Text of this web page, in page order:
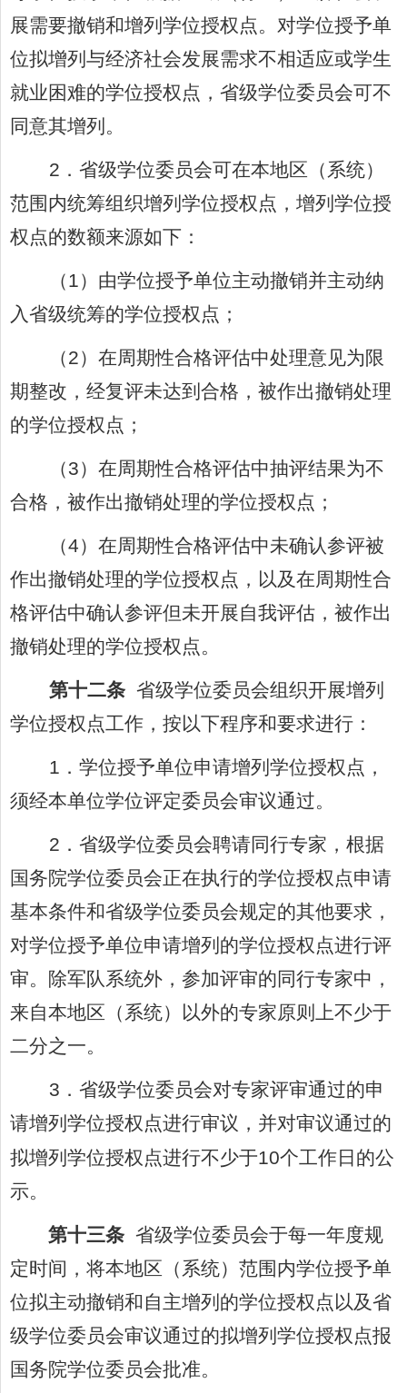
展需要撤销和增列学位授权点。对学位授予单
位拟增列与经济社会发展需求不相适应或学生
就业困难的学位授权点，省级学位委员会可不
同意其增列。
2 ．省级学位委员会可在本地区（系统）
范围内统筹组织增列学位授权点，增列学位授
权点的数额来源如下：
（1）由学位授予单位主动撤销并主动纳
入省级统筹的学位授权点；
（2）在周期性合格评估中处理意见为限
期整改，经复评未达到合格，被作出撤销处理
的学位授权点；
（3）在周期性合格评估中抽评结果为不
合格，被作出撤销处理的学位授权点；
（4）在周期性合格评估中未确认参评被
作出撤销处理的学位授权点，以及在周期性合
格评估中确认参评但未开展自我评估，被作出
撤销处理的学位授权点。
第十二条 省级学位委员会组织开展增列
学位授权点工作，按以下程序和要求进行：
1 ．学位授予单位申请增列学位授权点，
须经本单位学位评定委员会审议通过。
2 ．省级学位委员会聘请同行专家，根据
国务院学位委员会正在执行的学位授权点申请
基本条件和省级学位委员会规定的其他要求，
对学位授予单位申请增列的学位授权点进行评
审。除军队系统外，参加评审的同行专家中，
来自本地区（系统）以外的专家原则上不少于
二分之一。
3 ．省级学位委员会对专家评审通过的申
请增列学位授权点进行审议，并对审议通过的
拟增列学位授权点进行不少于10个工作日的公
示。
第十三条 省级学位委员会于每一年度规
定时间，将本地区（系统）范围内学位授予单
位拟主动撤销和自主增列的学位授权点以及省
级学位委员会审议通过的拟增列学位授权点报
国务院学位委员会批准。